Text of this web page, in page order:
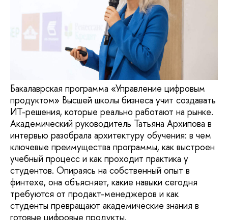
Бакалаврская программа «Управление цифровым
продуктом» Высшей школы бизнеса учит создавать
ИT-решения, которые реально работают на рынке.
Академический руководитель Татьяна Архипова в
интервью разобрала архитектуру обучения: в чем
ключевые преимущества программы, как выстроен
учебный процесс и как проходит практика у
студентов. Опираясь на собственный опыт в
финтехе, она объясняет, какие навыки сегодня
требуются от продакт-менеджеров и как
студенты превращают академические знания в
готовые цифровые продукты.